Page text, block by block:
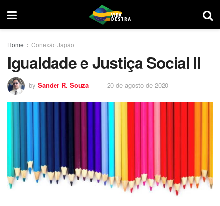
Home Conexão Japão
Igualdade e Justiça Social II
by Sander R. Souza 20 de agosto de 2020